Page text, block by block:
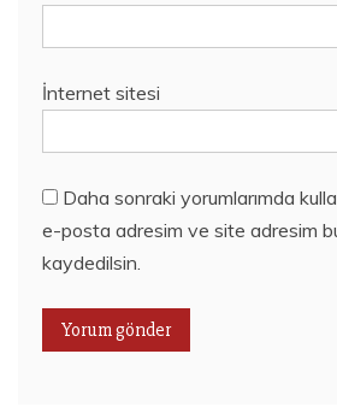
İnternet sitesi
Daha sonraki yorumlarımda
e-posta adresim ve site adresim
kaydedilsin.